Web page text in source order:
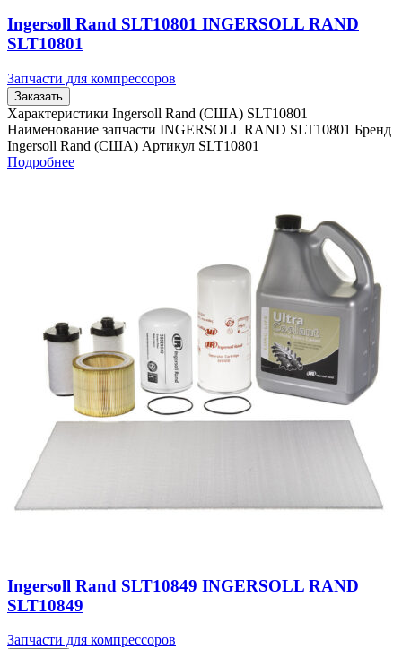
Ingersoll Rand SLT10801 INGERSOLL RAND
SLT10801
Запчасти для компрессоров
Заказать
Характеристики Ingersoll Rand (США) SLT10801
Наименование запчасти INGERSOLL RAND SLT10801 Бренд
Ingersoll Rand (США) Артикул SLT10801
Подробнее
Ingersoll Rand SLT10849 INGERSOLL RAND
SLT10849
Запчасти для компрессоров